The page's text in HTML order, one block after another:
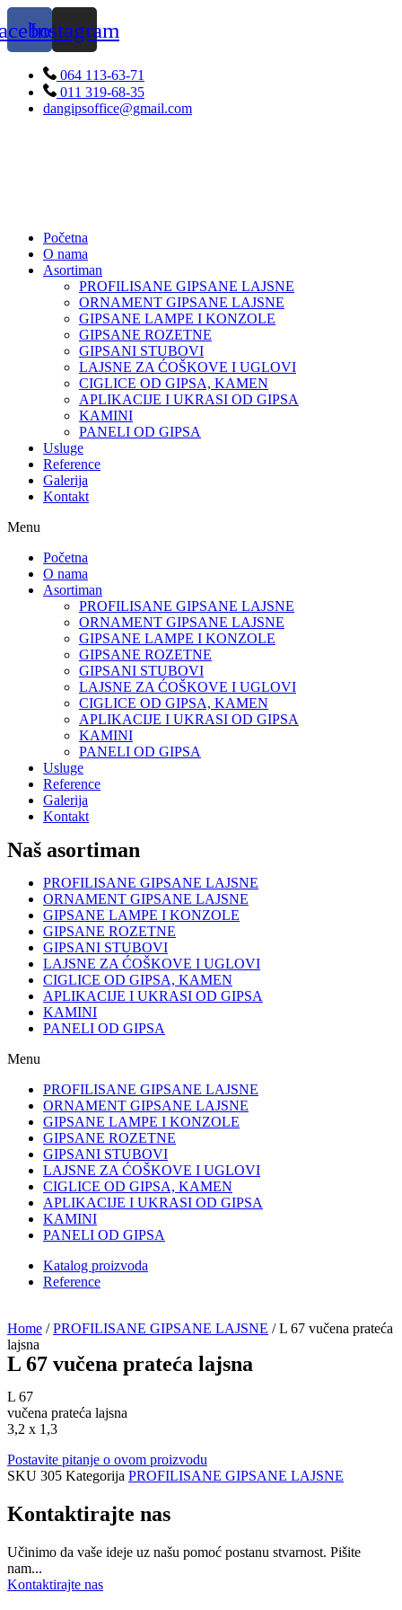
Skip
to
content
Instagram
064 113-63-71
011 319-68-35
dangipsoffice@gmail.com
Početna
O nama
Asortiman
PROFILISANE GIPSANE LAJSNE
ORNAMENT GIPSANE LAJSNE
GIPSANE LAMPE I KONZOLE
GIPSANE ROZETNE
GIPSANI STUBOVI
LAJSNE ZA ĆOŠKOVE I UGLOVI
CIGLICE OD GIPSA, KAMEN
APLIKACIJE I UKRASI OD GIPSA
KAMINI
PANELI OD GIPSA
Usluge
Reference
Galerija
Kontakt
Menu
Početna
O nama
Asortiman
PROFILISANE GIPSANE LAJSNE
ORNAMENT GIPSANE LAJSNE
GIPSANE LAMPE I KONZOLE
GIPSANE ROZETNE
GIPSANI STUBOVI
LAJSNE ZA ĆOŠKOVE I UGLOVI
CIGLICE OD GIPSA, KAMEN
APLIKACIJE I UKRASI OD GIPSA
KAMINI
PANELI OD GIPSA
Usluge
Reference
Galerija
Kontakt
Naš asortiman
PROFILISANE GIPSANE LAJSNE
ORNAMENT GIPSANE LAJSNE
GIPSANE LAMPE I KONZOLE
GIPSANE ROZETNE
GIPSANI STUBOVI
LAJSNE ZA ĆOŠKOVE I UGLOVI
CIGLICE OD GIPSA, KAMEN
APLIKACIJE I UKRASI OD GIPSA
KAMINI
PANELI OD GIPSA
Menu
PROFILISANE GIPSANE LAJSNE
ORNAMENT GIPSANE LAJSNE
GIPSANE LAMPE I KONZOLE
GIPSANE ROZETNE
GIPSANI STUBOVI
LAJSNE ZA ĆOŠKOVE I UGLOVI
CIGLICE OD GIPSA, KAMEN
APLIKACIJE I UKRASI OD GIPSA
KAMINI
PANELI OD GIPSA
Katalog proizvoda
Reference
Home /PROFILISANE GIPSANE LAJSNE / L 67 vučena prateća
lajsna
L 67 vučena prateća lajsna
L 67
vučena prateća lajsna
3,2 x 1,3
Postavite pitanje o ovom proizvodu
SKU 305 Kategorija PROFILISANE GIPSANE LAJSNE
Kontaktirajte nas
Učinimo da vaše ideje uz našu pomoć postanu stvarnost. Pišite
nam...
Kontaktirajte nas